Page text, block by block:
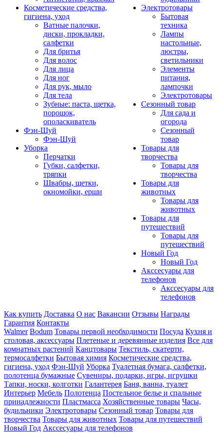
Косметические средства,
гигиена, уход
Ватные палочки,
диски, прокладки,
салфетки
Для бритья
Для волос
Для лица
Для ног
Для рук, мыло
Для тела
Зубные: паста, щетка,
порошок,
ополаскиватель
Фэн-Шуй
Фэн-Шуй
Уборка
Перчатки
Губки, салфетки,
тряпки
Швабры, щетки,
окномойки, ерши
Электротовары
Бытовая
техника
Лампы
настольные,
люстры,
светильники
Элементы
питания,
лампочки
Электротовары
Сезонный товар
Для сада и
огорода
Сезонный
товар
Товары для
творчества
Товары для
творчества
Товары для
животных
Товары для
животных
Товары для
путешествий
Товары для
путешествий
Новый Год
Новый Год
Акссесуары для
телефонов
Акссесуары для
телефонов
Как купить Доставка О нас Вакансии Отзывы Награды
Гарантия Контакты
Walmer Bodum Товары первой необходимости Посуда Кухня и
столовая, аксессуары Плетеные и деревянные изделия Все для
комнатных растений Канцтовары Текстиль, скатерти,
термосалфетки Бытовая химия Косметические средства,
гигиена, уход Фэн-Шуй Уборка Туалетная бумага, салфетки,
полотенца бумажные Сувениры, подарки, игры, игрушки
Тапки, носки, колготки Галантерея Баня, ванна, туалет
Интерьер Мебель Полотенца Постельное белье и спальные
принадлежности Пластмасса Хозяйственные товары Часы,
будильники Электротовары Сезонный товар Товары для
творчества Товары для животных Товары для путешествий
Новый Год Акссесуары для телефонов